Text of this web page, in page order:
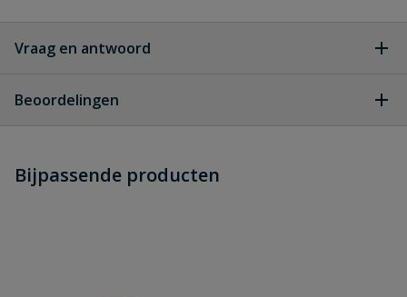
Vraag en antwoord
dit product?
Beoordelingen
Schrijf zelf een beoordeling
Bijpassende producten